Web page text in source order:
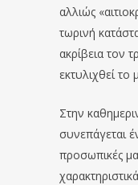
αλλιώς
τωρινή
ακρίβεια τον
εκτυλιχθεί το
Στην
συνεπάγεται
προσωπικές